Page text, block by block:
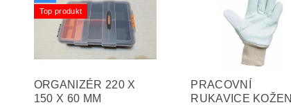
Top produkt
ORGANIZÉR 220 X
150 X 60 MM
PRACOVNÍ
RUKAVICE